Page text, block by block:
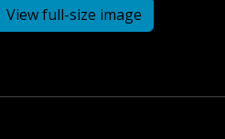
View full-size image